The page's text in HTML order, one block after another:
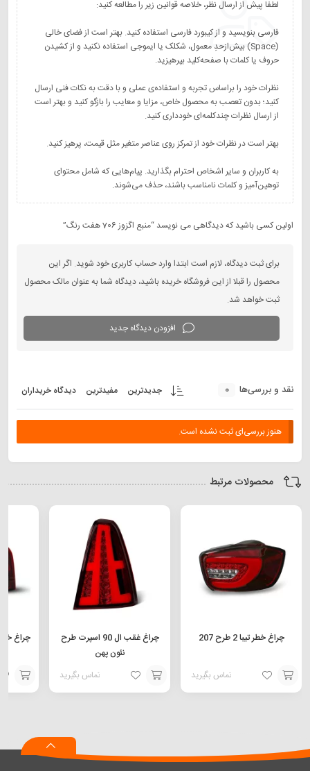
فارسی بنویسید و از کیبورد فارسی استفاده کنید. بهتر است از فضای خالی
(Space) بیش‌از‌حدِ معمول، شکلک یا ایموجی استفاده نکنید و از کشیدن
نظرات خود را براساس تجربه و استفاده‌ی عملی و با دقت به نکات فنی ارسال
کنید؛ بدون تعصب به محصول خاص، مزایا و معایب را بازگو کنید و بهتر است
به کاربران و سایر اشخاص احترام بگذارید. پیام‌هایی که شامل محتوای
توهین‌آمیز و کلمات نامناسب باشند، حذف می‌شوند.
اولین کسی باشید که دیدگاهی می نویسد “منبع اگزوز 706 هفت رنگ”
برای ثبت دیدگاه، لازم است ابتدا وارد حساب کاربری خود شوید. اگر این
محصول را قبلا از این فروشگاه خریده باشید، دیدگاه شما به عنوان مالک محصول
ثبت خواهد شد.
افزودن دیدگاه جدید
نقد و بررسی‌ها 0 جدیدترین مفیدترین دیدگاه خریداران
هنوز بررسی‌ای ثبت نشده است.
محصولات مرتبط
چراغ خطر تیبا 2 طرح 207
تماس بگیرید
افزودن
چراغ غقب ال 90 اسپرت طرح
نئون پهن
تماس بگیرید
افزودن
چراغ خطر عقب
افزودن
سبد